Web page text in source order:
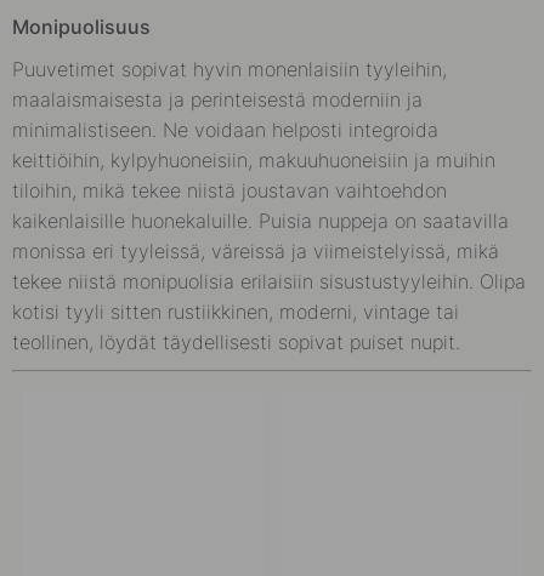
Monipuolisuus
Puuvetimet sopivat hyvin monenlaisiin tyyleihin,
maalaismaisesta ja perinteisestä moderniin ja
minimalistiseen. Ne voidaan helposti integroida
keittiöihin, kylpyhuoneisiin, makuuhuoneisiin ja muihin
tiloihin, mikä tekee niistä joustavan vaihtoehdon
kaikenlaisille huonekaluille. Puisia nuppeja on saatavilla
monissa eri tyyleissä, väreissä ja viimeistelyissä, mikä
tekee niistä monipuolisia erilaisiin sisustustyyleihin. Olipa
kotisi tyyli sitten rustiikkinen, moderni, vintage tai
teollinen, löydät täydellisesti sopivat puiset nupit.